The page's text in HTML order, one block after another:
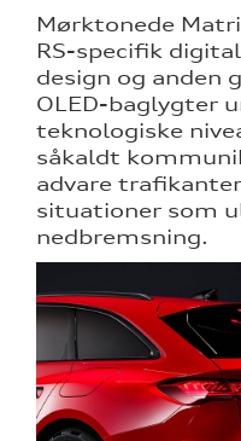
Mørktonede
RS-specifik
design og anden
OLED-baglygter
teknologiske
såkaldt
advare
situationer som
nedbremsning.